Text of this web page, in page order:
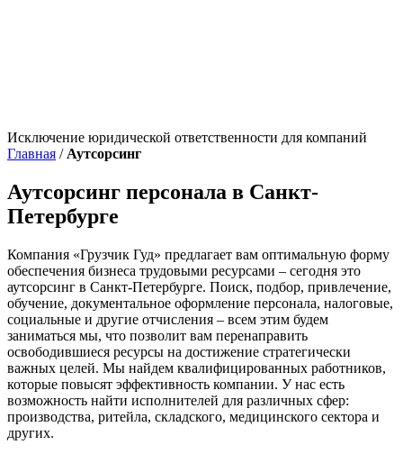
Исключение юридической ответственности для компаний
Главная / Аутсорсинг
Аутсорсинг персонала в Санкт-
Петербурге
Компания «Грузчик Гуд» предлагает вам оптимальную форму
обеспечения бизнеса трудовыми ресурсами – сегодня это
аутсорсинг в Санкт-Петербурге. Поиск, подбор, привлечение,
обучение, документальное оформление персонала, налоговые,
социальные и другие отчисления – всем этим будем
заниматься мы, что позволит вам перенаправить
освободившиеся ресурсы на достижение стратегически
важных целей. Мы найдем квалифицированных работников,
которые повысят эффективность компании. У нас есть
возможность найти исполнителей для различных сфер:
производства, ритейла, складского, медицинского сектора и
других.